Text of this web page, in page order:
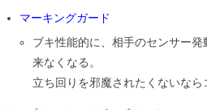
マーキングガード
ブキ性能的に、相手のセンサー
来なくなる。
立ち回りを邪魔されたくないなら